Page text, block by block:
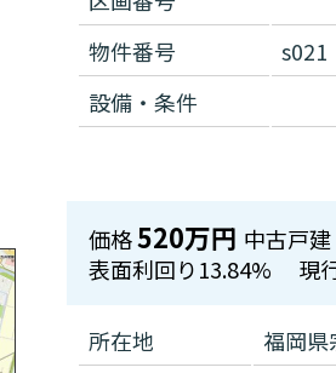
物件番号
s021
設備・条件
価格520万円 中古戸建
表面利回り13.84% 現
所在地 福岡